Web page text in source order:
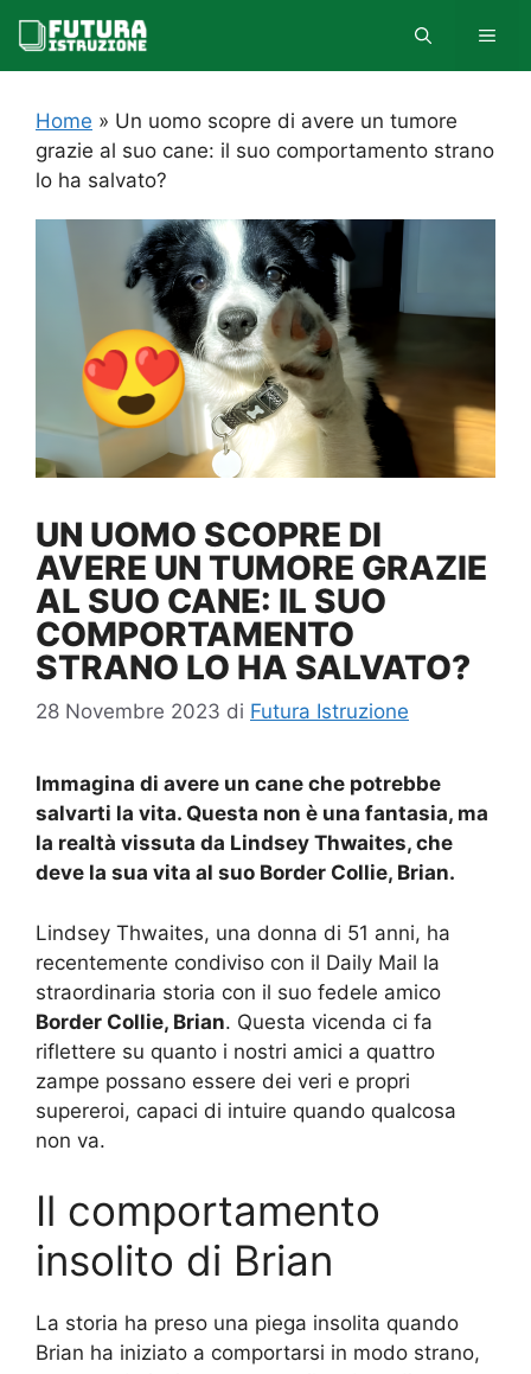
contenuto
Home » Un uomo scopre di avere un tumore
grazie al suo cane: il suo comportamento strano
lo ha salvato?
UN UOMO SCOPRE DI
AVERE UN TUMORE GRAZIE
AL SUO CANE: IL SUO
COMPORTAMENTO
STRANO LO HA SALVATO?
28 Novembre 2023 di Futura Istruzione
Immagina di avere un cane che potrebbe
salvarti la vita. Questa non è una fantasia, ma
la realtà vissuta da Lindsey Thwaites, che
deve la sua vita al suo Border Collie, Brian.
Lindsey Thwaites, una donna di 51 anni, ha
recentemente condiviso con il Daily Mail la
straordinaria storia con il suo fedele amico
Border Collie, Brian. Questa vicenda ci fa
riflettere su quanto i nostri amici a quattro
zampe possano essere dei veri e propri
supereroi, capaci di intuire quando qualcosa
non va.
Il comportamento
insolito di Brian
La storia ha preso una piega insolita quando
Brian ha iniziato a comportarsi in modo strano,